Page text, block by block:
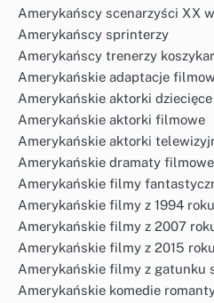
Amerykańscy scenarzyści XX
Amerykańscy sprinterzy
Amerykańscy trenerzy
Amerykańskie adaptacje
Amerykańskie aktorki dziecięce
Amerykańskie aktorki filmowe
Amerykańskie aktorki
Amerykańskie dramaty filmowe
Amerykańskie filmy
Amerykańskie filmy z 1994 roku
Amerykańskie filmy z 2007
Amerykańskie filmy z 2015 roku
Amerykańskie filmy z gatunku
Amerykańskie komedie